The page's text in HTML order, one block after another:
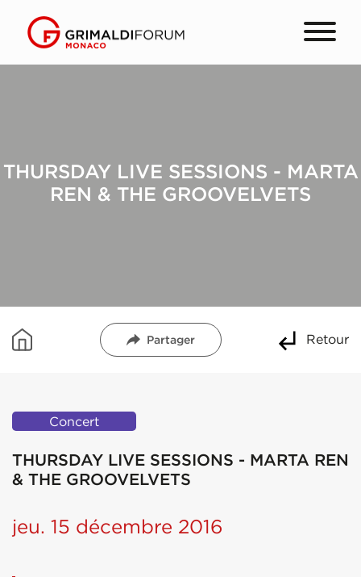
THURSDAY LIVE SESSIONS - MARTA
REN & THE GROOVELVETS
Partager Retour
Concert
THURSDAY LIVE SESSIONS - MARTA REN
& THE GROOVELVETS
jeu. 15 décembre 2016